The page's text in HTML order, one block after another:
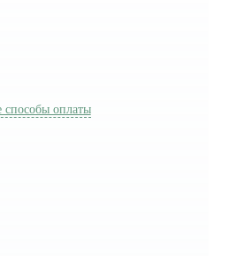
способы оплаты